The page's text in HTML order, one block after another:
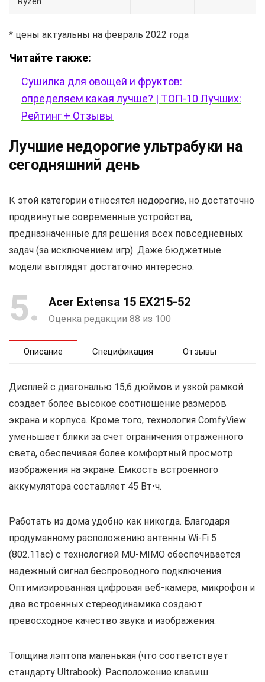
* цены актуальны на февраль 2022 года
Читайте также:
Сушилка для овощей и фруктов:
определяем какая лучше? | ТОП-10 Лучших:
Рейтинг + Отзывы
Лучшие недорогие ультрабуки на
сегодняшний день
К этой категории относятся недорогие, но достаточно
продвинутые современные устройства,
предназначенные для решения всех повседневных
задач (за исключением игр). Даже бюджетные
модели выглядят достаточно интересно.
5 Acer Extensa 15 EX215-52
Оценка редакции 88 из 100
Описание Спецификация Отзывы
Дисплей с диагональю 15,6 дюймов и узкой рамкой
создает более высокое соотношение размеров
экрана и корпуса. Кроме того, технология ComfyView
уменьшает блики за счет ограничения отраженного
света, обеспечивая более комфортный просмотр
изображения на экране. Ёмкость встроенного
аккумулятора составляет 45 Вт⋅ч.
Работать из дома удобно как никогда. Благодаря
продуманному расположению антенны Wi-Fi 5
(802.11ac) с технологией MU-MIMO обеспечивается
надежный сигнал беспроводного подключения.
Оптимизированная цифровая веб-камера, микрофон и
два встроенных стереодинамика создают
превосходное качество звука и изображения.
Толщина лэптопа маленькая (что соответствует
стандарту Ultrabook). Расположение клавиш